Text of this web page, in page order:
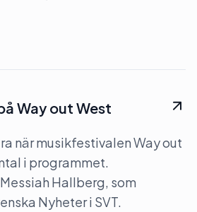
Way out West
när musikfestivalen Way out
i programmet.
Hallberg, som
Nyheter i SVT.